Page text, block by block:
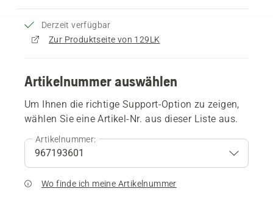
Derzeit verfügbar
Zur Produktseite von 129LK
Artikelnummer auswählen
Um Ihnen die richtige Support-Option zu zeigen,
wählen Sie eine Artikel-Nr. aus dieser Liste aus.
Artikelnummer:
Wo finde ich meine Artikelnummer